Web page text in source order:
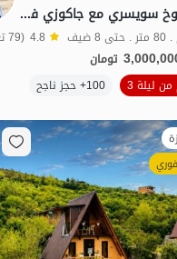
الخريطة
استئجار كوخ سويسري مع جاكوزي في بابلكنار - الاستلقاء
4.8 (79 تعليق)
تومان
100+ حجز ناجح